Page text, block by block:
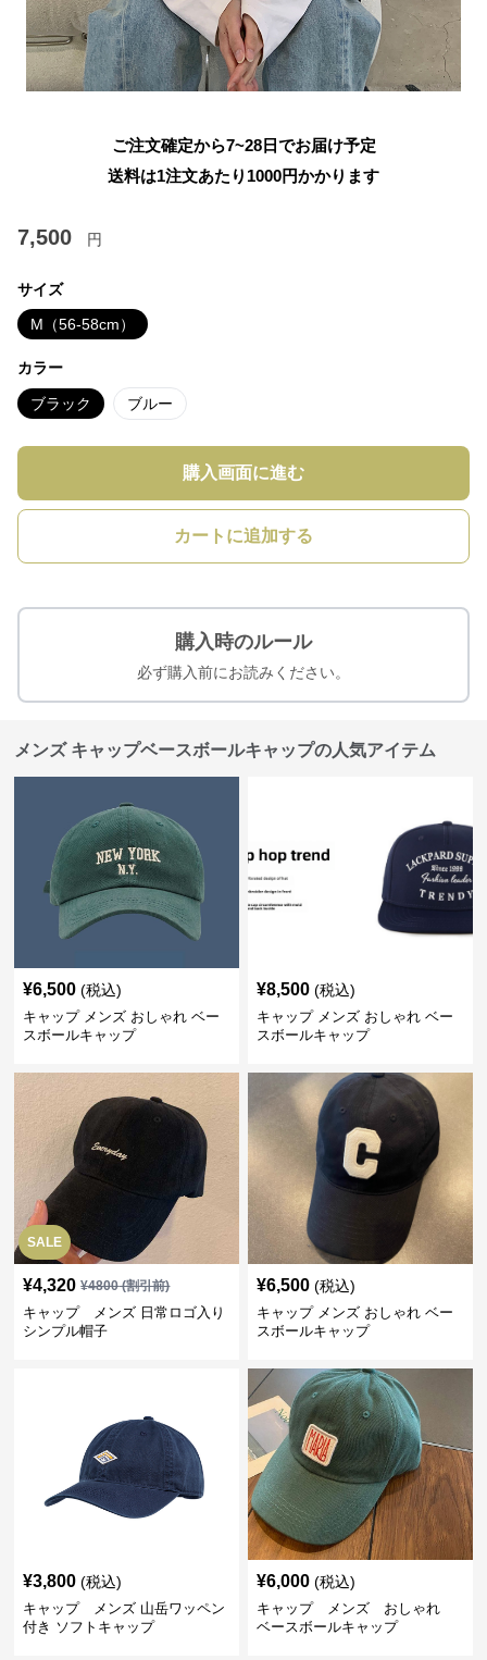
ご注文確定から7~28日でお届け予定
送料は1注文あたり 1000円かかります
7,500 円
サイズ
M（56-58cm）
カラー
ブラック ブルー
購入画面に進む
カートに追加する
購入時のルール
必ず購入前にお読みください。
メンズ キャップベースボールキャップの人気アイテム
¥6,500 (税込)
キャップ メンズ おしゃれ ベー
スボールキャップ
¥8,500 (税込)
キャップ メンズ おしゃれ ベー
スボールキャップ
SALE
¥4,320 ¥4800(割引前)
キャップ メンズ 日常ロゴ入り
シンプル帽子
¥6,500 (税込)
キャップ メンズ おしゃれ ベー
スボールキャップ
¥3,800 (税込)
キャップ メンズ 山岳ワッペン
付き ソフトキャップ
¥6,000 (税込)
キャップ メンズ おしゃれ
ベースボールキャップ